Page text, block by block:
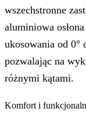
wszechstronne
aluminiowa
ukosowania od 0°
pozwalając na
różnymi kątami.
Komfort i